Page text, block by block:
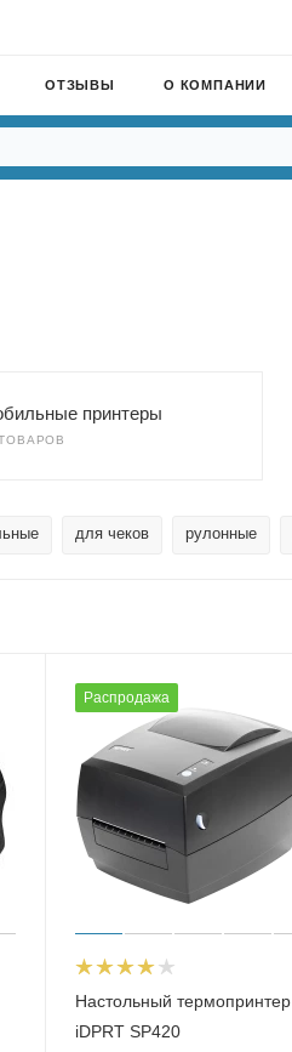
ОТЗЫВЫ О КОМПАНИИ
принтеры
для чеков рулонные
Распродажа
Настольный термопринтер
iDPRT SP420